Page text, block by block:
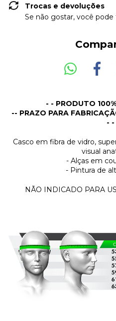
Trocas e devoluções
Se não gostar, você
- - PRODUTO
-- PRAZO PARA
- -
Casco em fibra de vidro,
visual
- Alças em
- Pintura de
NÃO INDICADO PARA